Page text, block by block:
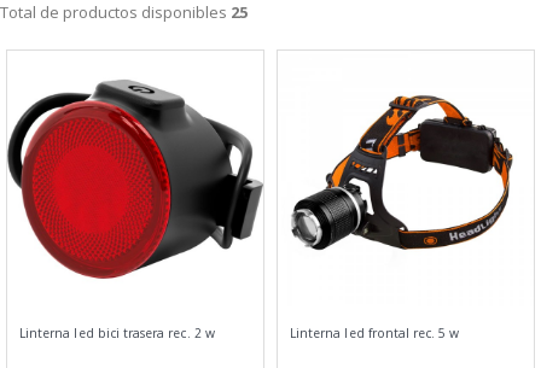
Total de productos disponibles 25
Linterna led bici trasera rec. 2 w Linterna led frontal rec. 5 w